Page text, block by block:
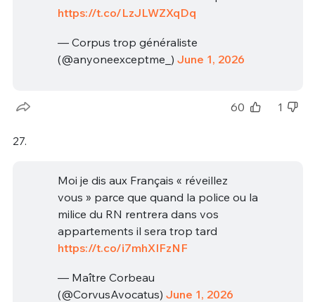
https://t.co/LzJLWZXqDq
— Corpus trop généraliste
(@anyoneexceptme_) June 1, 2026
60 1
27.
Moi je dis aux Français « réveillez
vous » parce que quand la police ou la
milice du RN rentrera dans vos
appartements il sera trop tard
https://t.co/i7mhXIFzNF
— Maître Corbeau
(@CorvusAvocatus) June 1, 2026